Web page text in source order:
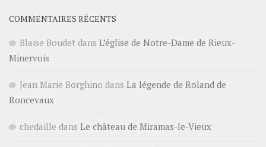
COMMENTAIRES RÉCENTS
Blaise Boudet dans L’église de Notre-Dame de Rieux-
Minervois
Jean Marie Borghino dans La légende de Roland de
Roncevaux
chedaille dans Le château de Miramas-le-Vieux